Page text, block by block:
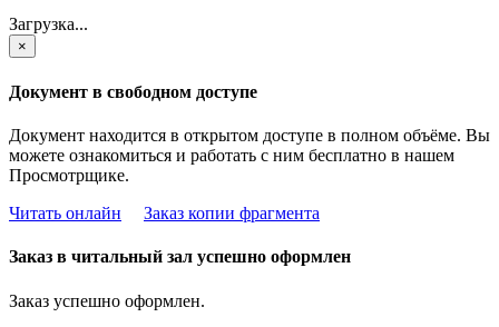
Загрузка...
×
Документ в свободном доступе
Документ находится в открытом доступе в полном объёме. Вы
можете ознакомиться и работать с ним бесплатно в нашем
Просмотрщике.
Читать онлайн
Заказ копии фрагмента
Заказ в читальный зал успешно оформлен
Заказ успешно оформлен.